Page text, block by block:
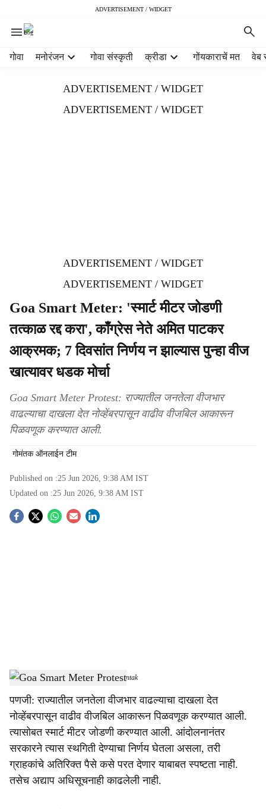
ADVERTISEMENT / WIDGET
गोवा मनोरंजन गोवा संस्कृती क्रीडा गोंयकाराचें मत वेब
ADVERTISEMENT / WIDGET
ADVERTISEMENT / WIDGET
ADVERTISEMENT / WIDGET
ADVERTISEMENT / WIDGET
Goa Smart Meter: 'स्मार्ट मीटर जोडणी
तत्काळ रद्द करा', काँग्रेस नेते अमित पाटकर
आक्रमक; 7 दिवसांत निर्णय न झाल्यास पुन्हा वीज
खात्यावर धडक मोर्चा
Goa Smart Meter Protest: राज्यातील जनतेला वीजभार
वाढल्याचा दाखला देत नोव्हेंबरपासून वाढीव वीजबिल आकारून
पिळवणूक करण्यात आली.
गोमंतक ऑनलाईन टीम
Published on :25 Jun 2026, 9:38 AM IST
Updated on :25 Jun 2026, 9:38 AM IST
S
a
r
e
Goa Smart Meter Protest-Dainik Gomantak
पणजी: राज्यातील जनतेला वीजभार वाढल्याचा दाखला देत
नोव्हेंबरपासून वाढीव वीजबिल आकारून पिळवणूक करण्यात आली.
त्यासोबत स्मार्ट मीटर जोडणी करण्यात आली. आंदोलनानंतर
सरकारने त्यास स्थगिती देण्याचा निर्णय घेतला असला, तरी
ग्राहकांचे अतिरिक्त पैसे कसे परत देणार याबाबत स्पष्टता नाही.
तसेच अद्याप अधिसूचनाही काढलेली नाही.